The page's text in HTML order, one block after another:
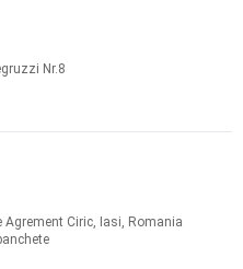
Nr.8
Agrement Ciric, Iasi, Romania